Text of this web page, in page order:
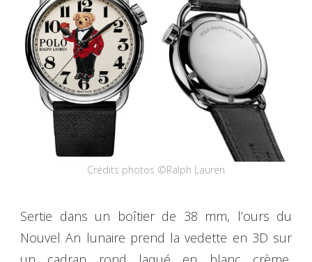
Crédits photos ©Ralph Lauren
Sertie dans un boîtier de 38 mm, l’ours du
Nouvel An lunaire prend la vedette en 3D sur